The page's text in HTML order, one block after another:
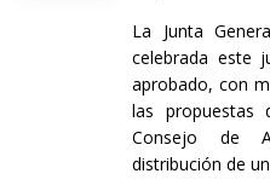
La Junta
celebrada este
aprobado, con
las propuestas
Consejo de
distribución de